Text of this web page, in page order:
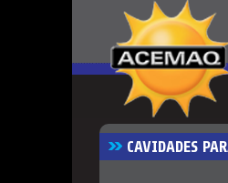
CAVIDADES